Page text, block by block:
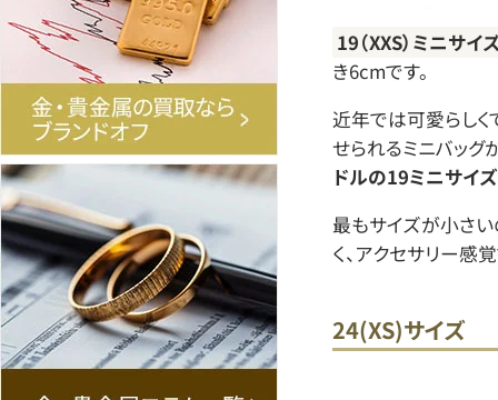
19（XXS）ミニサイ
き6cmです。
近年では可愛らし
せられるミニバッグ
ドルの19ミニサイ
最もサイズが小さ
く、アクセサリー感
24(XS)サイズ